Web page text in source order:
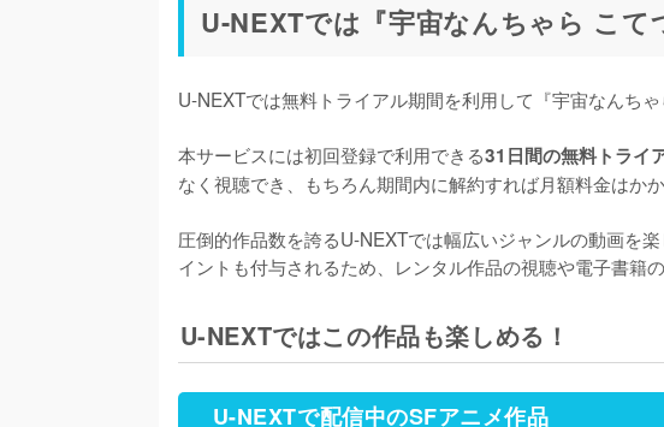
U-NEXTでは『宇宙なんちゃら こて
U-NEXTでは無料トライアル期間を利用して『宇宙なんち
本サービスには初回登録で利用できる31日間の無料トライ
なく視聴でき、もちろん期間内に解約すれば月額料金はかか
圧倒的作品数を誇るU-NEXTでは幅広いジャンルの動画を
イントも付与されるため、レンタル作品の視聴や電子書籍
U-NEXTではこの作品も楽しめる！
U-NEXTで配信中のSFアニメ作品